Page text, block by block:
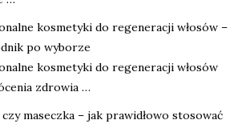
kosmetyki do regeneracji włosów –
po wyborze
kosmetyki do regeneracji włosów
zdrowia …
maseczka – jak prawidłowo stosować